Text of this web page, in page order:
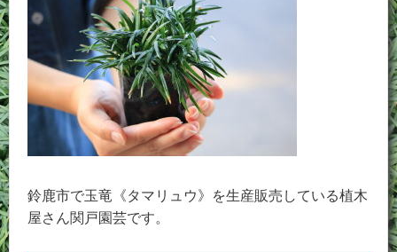
鈴鹿市で玉竜《タマリュウ》を生産販売している植木
屋さん関戸園芸です。